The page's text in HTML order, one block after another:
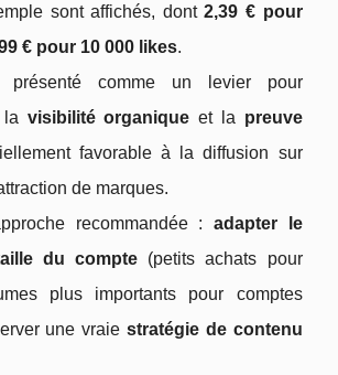
sont affichés, dont2,39 € pour
€ pour 10 000 likes.
comme un levier pour
visibilité organique et la preuve
favorable à la diffusion sur
de marques.
recommandée : adapter le
du compte (petits achats pour
plus importants pour comptes
une vraie stratégie de contenu